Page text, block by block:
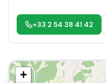
+33 2 54 38 41 42
+